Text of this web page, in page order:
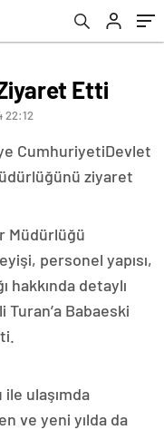
Etti
22:12
CumhuriyetiDevlet
ziyaret
Müdürlüğü
personel yapısı,
hakkında detaylı
Turan’a Babaeski
ile ulaşımda
ve yeni yılda da